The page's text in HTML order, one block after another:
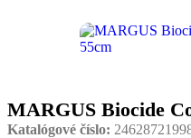
MARGUS Biocide
Katalógové číslo: